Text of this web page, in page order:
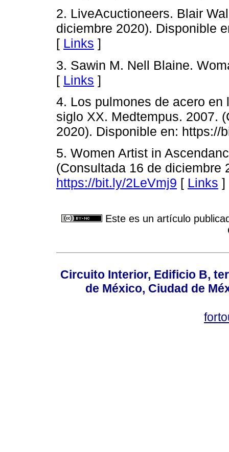
2. LiveAcuctioneers. Blair
diciembre 2020). Disponible
[ Links ]
3. Sawin M. Nell Blaine.
[ Links ]
4. Los pulmones de acero
siglo XX. Medtempus. 2007.
2020). Disponible en: https://
5. Women Artist in
(Consultada 16 de diciembre
https://bit.ly/2LeVmj9 [ Links ]
Este es un artículo
Circuito Interior, Edificio B,
de México, Ciudad de